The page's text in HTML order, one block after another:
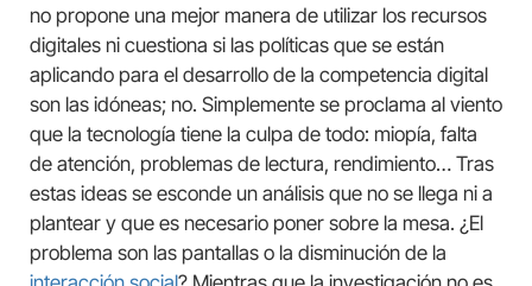
no propone una mejor manera de utilizar los recursos
digitales ni cuestiona si las políticas que se están
aplicando para el desarrollo de la competencia digital
son las idóneas; no. Simplemente se proclama al viento
que la tecnología tiene la culpa de todo: miopía, falta
de atención, problemas de lectura, rendimiento… Tras
estas ideas se esconde un análisis que no se llega ni a
plantear y que es necesario poner sobre la mesa. ¿El
problema son las pantallas o la disminución de la